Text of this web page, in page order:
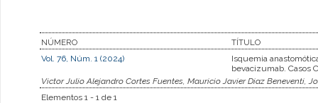
NÚMERO
TÍTULO
Vol. 76, Núm. 1 (2024)
Isquemia
bevacizumab. Casos
Victor Julio Alejandro Cortes Fuentes, Mauricio Javier Diaz Beneventi,
Elementos 1 - 1 de 1